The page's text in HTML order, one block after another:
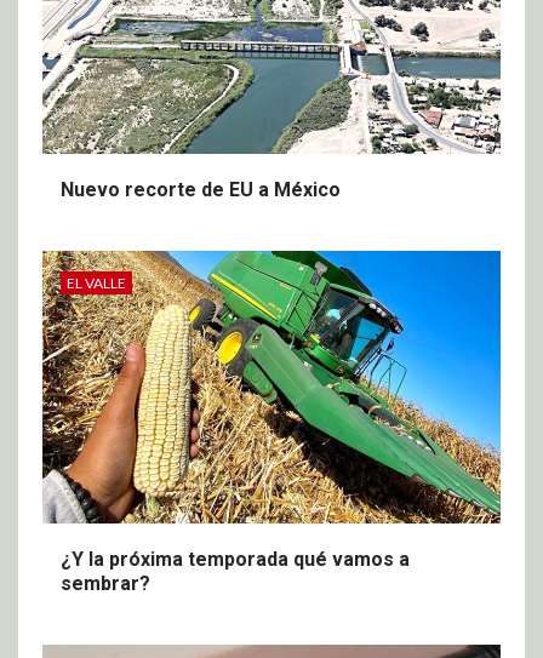
Nuevo recorte de EU a México
EL VALLE
¿Y la próxima temporada qué vamos a
sembrar?